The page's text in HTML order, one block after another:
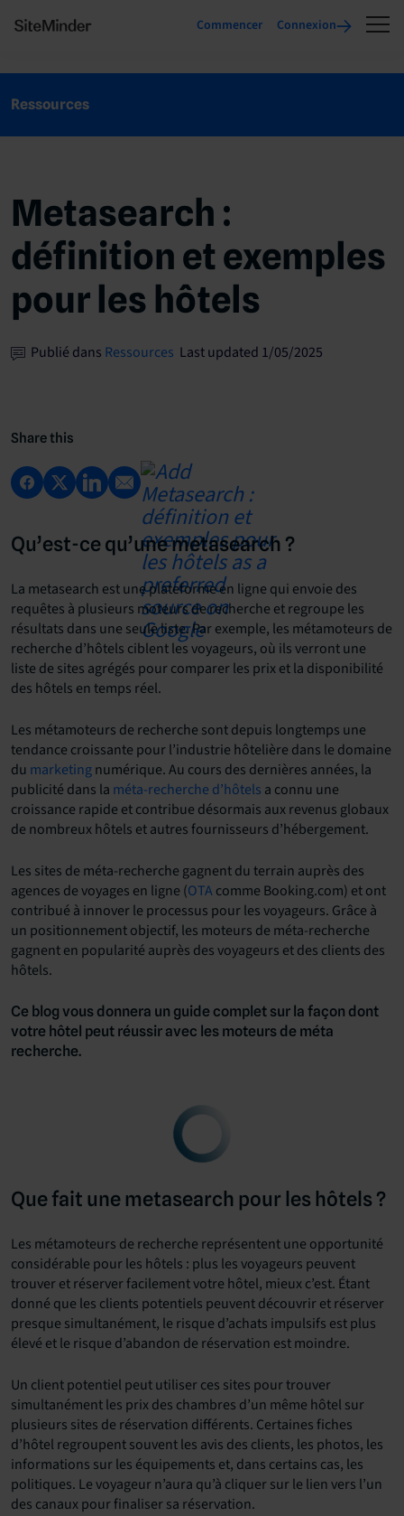
Commencer Connexion
Ressources
Metasearch :
définition et exemples
pour les hôtels
Publié dans Ressources Last updated 1/05/2025
Share this
Qu’est-ce qu’une metasearch ?
La metasearch est une plateforme en ligne qui envoie des
requêtes à plusieurs moteurs de recherche et regroupe les
résultats dans une seule liste. Par exemple, les métamoteurs de
recherche d’hôtels ciblent les voyageurs, où ils verront une
liste de sites agrégés pour comparer les prix et la disponibilité
des hôtels en temps réel.
Les métamoteurs de recherche sont depuis longtemps une
tendance croissante pour l’industrie hôtelière dans le domaine
du marketingnumérique. Au cours des dernières années, la
publicité dans la méta-recherche d’hôtels a connu une
croissance rapide et contribue désormais aux revenus globaux
de nombreux hôtels et autres fournisseurs d’hébergement.
Les sites de méta-recherche gagnent du terrain auprès des
agences de voyages en ligne (OTAcomme Booking.com) et ont
contribué à innover le processus pour les voyageurs. Grâce à
un positionnement objectif, les moteurs de méta-recherche
gagnent en popularité auprès des voyageurs et des clients des
hôtels.
Ce blog vous donnera un guide complet sur la façon dont
votre hôtel peut réussir avec les moteurs de méta
recherche.
Que fait une metasearch pour les hôtels ?
Les métamoteurs de recherche représentent une opportunité
considérable pour les hôtels : plus les voyageurs peuvent
trouver et réserver facilement votre hôtel, mieux c’est. Étant
donné que les clients potentiels peuvent découvrir et réserver
presque simultanément, le risque d’achats impulsifs est plus
élevé et le risque d’abandon de réservation est moindre.
Un client potentiel peut utiliser ces sites pour trouver
simultanément les prix des chambres d’un même hôtel sur
plusieurs sites de réservation différents. Certaines fiches
d’hôtel regroupent souvent les avis des clients, les photos, les
informations sur les équipements et, dans certains cas, les
politiques. Le voyageur n’aura qu’à cliquer sur le lien vers l’un
des canaux pour finaliser sa réservation.